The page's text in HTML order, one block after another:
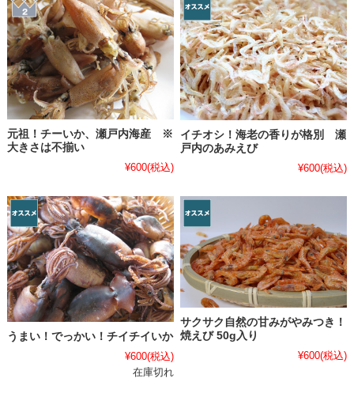
元祖！チーいか、瀬戸内海産 ※
大きさは不揃い
¥600(税込)
イチオシ！海老の香りが格別 瀬
戸内のあみえび
¥600(税込)
うまい！でっかい！チイチイいか
¥600(税込)
在庫切れ
サクサク自然の甘みがやみつき！
焼えび 50g入り
¥600(税込)